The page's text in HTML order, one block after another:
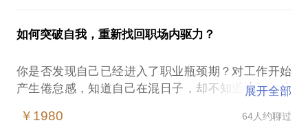
者，都需要创建你的职场自品牌。 【我擅长】帮助你
梳理和整合过往经验，挖掘潜能、提炼优势、创建自
例、跨界资源介绍给你，让你找到创建自品牌的方法
和途径，并立即行动起来。【我愿意】帮助所有渴望
发出自己独特声音的人，以及所有渴望建立核心竞争
如何突破自我，重新找回职场内驱力？
你是否发现自己已经进入了职业瓶颈期？对工作开始
产生倦怠感，知道自己在混日子，却不知道该如何改
是否一直都想作出调整，但却不知方向在哪里，没有
展开全部
￥1980 64人约聊过